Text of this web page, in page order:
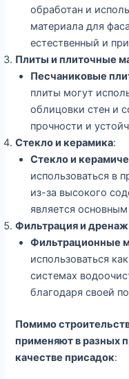
обработан и
материала для
естественный и
Плиты и плиточные
Песчаниковые
плиты могут
облицовки стен и
прочности и
Стекло и керамика:
Стекло и
использоваться в
из-за высокого
является
Фильтрация и дренаж
Фильтрационные
использоваться
системах
благодаря своей
Помимо
применяют в разных
качестве присадок: